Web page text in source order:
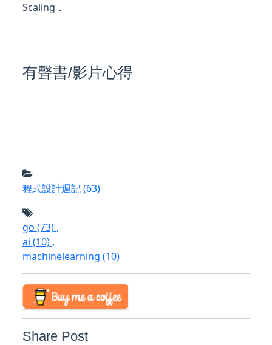
Scaling．
有聲書/影片心得
程式設計週記(63)
go (73),
ai (10),
machinelearning (10)
Share Post